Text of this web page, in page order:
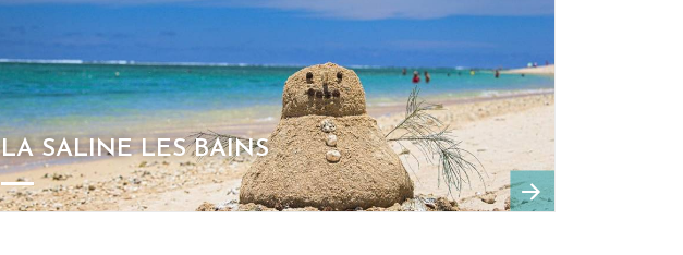
LA SALINE LES BAINS